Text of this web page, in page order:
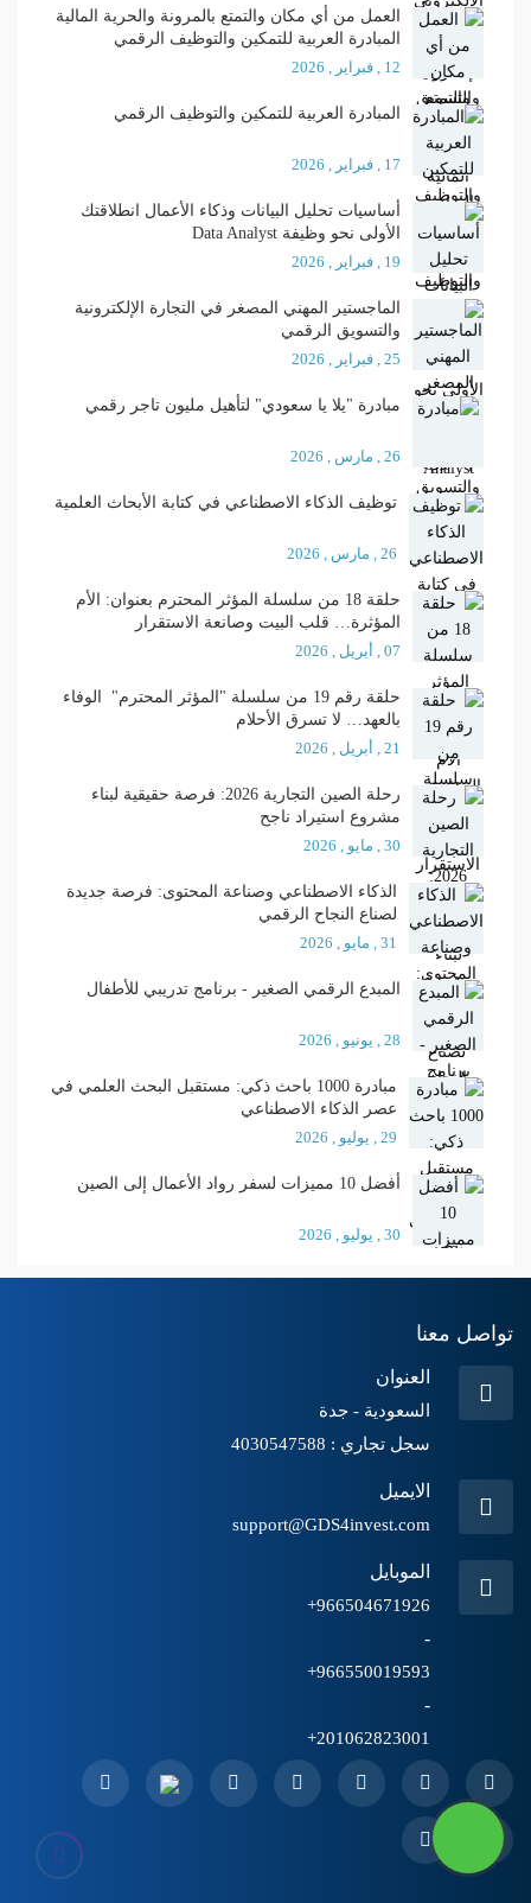
العمل من أي مكان والتمتع بالمرونة والحرية المالية
المبادرة العربية للتمكين والتوظيف الرقمي
12 , فبراير , 2026
المبادرة العربية للتمكين والتوظيف الرقمي
17 , فبراير , 2026
أساسيات تحليل البيانات وذكاء الأعمال انطلاقتك
الأولى نحو وظيفة Data Analyst
19 , فبراير , 2026
الماجستير المهني المصغر في التجارة الإلكترونية
والتسويق الرقمي
25 , فبراير , 2026
مبادرة "يلا يا سعودي" لتأهيل مليون تاجر رقمي
26 , مارس , 2026
توظيف الذكاء الاصطناعي في كتابة الأبحاث العلمية
26 , مارس , 2026
حلقة 18 من سلسلة المؤثر المحترم بعنوان: الأم
المؤثرة… قلب البيت وصانعة الاستقرار
07 , أبريل , 2026
حلقة رقم 19 من سلسلة "المؤثر المحترم" الوفاء
بالعهد… لا تسرق الأحلام
21 , أبريل , 2026
رحلة الصين التجارية 2026: فرصة حقيقية لبناء
مشروع استيراد ناجح
30 , مايو , 2026
الذكاء الاصطناعي وصناعة المحتوى: فرصة جديدة
لصناع النجاح الرقمي
31 , مايو , 2026
المبدع الرقمي الصغير - برنامج تدريبي للأطفال
28 , يونيو , 2026
مبادرة 1000 باحث ذكي: مستقبل البحث العلمي في
عصر الذكاء الاصطناعي
29 , يوليو , 2026
أفضل 10 مميزات لسفر رواد الأعمال إلى الصين
30 , يوليو , 2026
تواصل معنا
العنوان
السعودية - جدة
سجل تجاري : 4030547588
الايميل
support@GDS4invest.com
الموبايل
966504671926+
-
966550019593+
-
201062823001+